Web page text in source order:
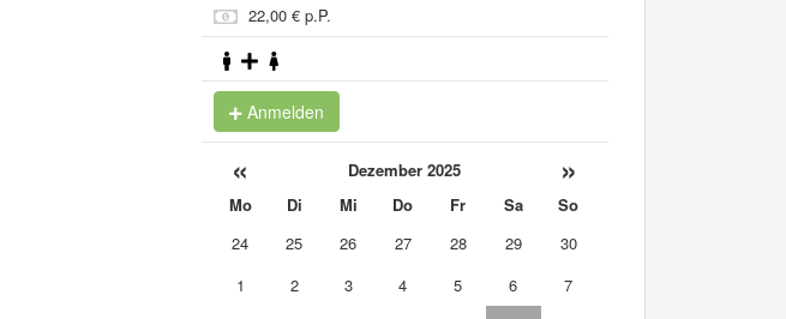
22,00 € p.P.
Anmelden
« Dezember 2025 »
Mo Di Mi Do Fr Sa
So
24
25 26 27 28 29
30
1
2 3 4 5 6
7